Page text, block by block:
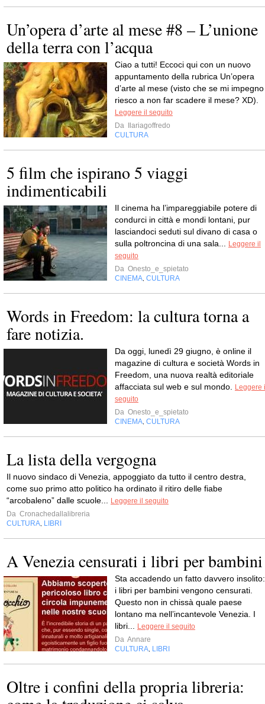
Un’opera d’arte al mese #8 – L’unione
della terra con l’acqua
Ciao a tutti! Eccoci qui con un nuovo
appuntamento della rubrica Un’opera
d’arte al mese (visto che se mi impegno
riesco a non far scadere il mese? XD).
Leggere il seguito
Da Ilariagoffredo
CULTURA
5 film che ispirano 5 viaggi
indimenticabili
Il cinema ha l’impareggiabile potere di
condurci in città e mondi lontani, pur
lasciandoci seduti sul divano di casa o
sulla poltroncina di una sala...
Leggere il
seguito
Da Onesto_e_spietato
CINEMA CULTURA
Words in Freedom: la cultura torna a
fare notizia.
Da oggi, lunedì 29 giugno, è online il
magazine di cultura e società Words in
Freedom, una nuova realtà editoriale
affacciata sul web e sul mondo.
Leggere
seguito
Da Onesto_e_spietato
CINEMA CULTURA
La lista della vergogna
Il nuovo sindaco di Venezia, appoggiato da tutto il centro destra,
come suo primo atto politico ha ordinato il ritiro delle fiabe
“arcobaleno” dalle scuole...
Leggere il seguito
Da Cronachedallalibreria
CULTURA LIBRI
A Venezia censurati i libri per bambini
Sta accadendo un fatto davvero insolito:
i libri per bambini vengono censurati.
Questo non in chissà quale paese
lontano ma nell’incantevole Venezia. I
libri...
Leggere il seguito
Da Annare
CULTURA LIBRI
Oltre i confini della propria libreria: